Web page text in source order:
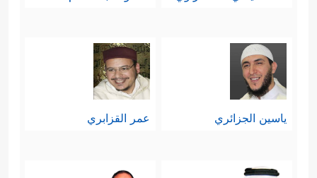
ياسين الجزائري عمر القزابري